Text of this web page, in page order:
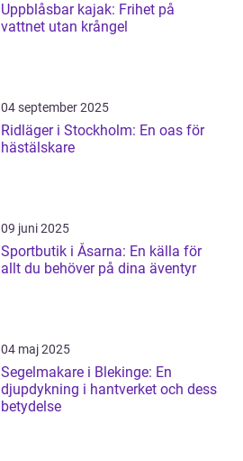
Uppblåsbar kajak: Frihet på
vattnet utan krångel
04 september 2025
Ridläger i Stockholm: En oas för
hästälskare
09 juni 2025
Sportbutik i Åsarna: En källa för
allt du behöver på dina äventyr
04 maj 2025
Segelmakare i Blekinge: En
djupdykning i hantverket och dess
betydelse